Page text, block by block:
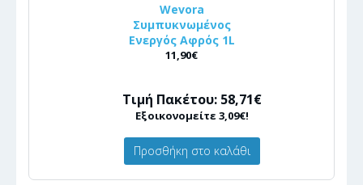
Wevora
Συμπυκνωμένος
Ενεργός Αφρός 1L
11,90€
Τιμή Πακέτου: 58,71€
Εξοικονομείτε 3,09€!
Προσθήκη στο καλάθι